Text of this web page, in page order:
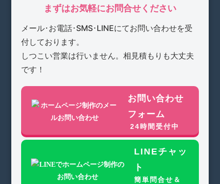
まずはお気軽にお問合せください
メール･お電話･SMS･LINEにてお問い合わせを受
付しております。
しつこい営業は行いません。相見積もりも大丈夫
です！
お問い合わせ
フォーム
24時間受付中
LINEチャッ
ト
簡単問合せ＆